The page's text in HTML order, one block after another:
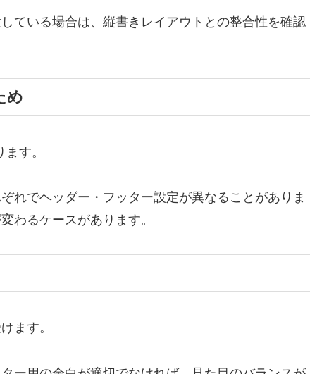
ている場合は、縦書きレイアウトとの整合性を確認
め
す。
れでヘッダー・フッター設定が異なることがありま
わるケースがあります。
ます。